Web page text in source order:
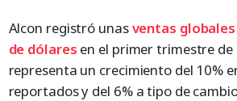
Alcon registró unasventas
de dólares en el primer trimestre de
representa un crecimiento del 10%
reportados y del 6% a tipo de